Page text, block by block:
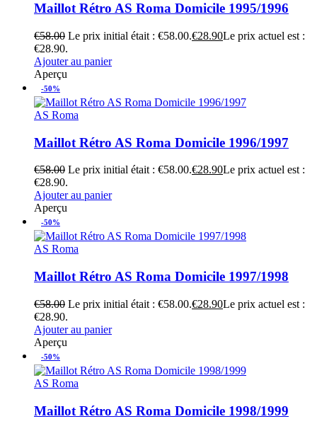
Maillot Rétro AS Roma Domicile 1995/1996
€58.00 Le prix initial était : €58.00.€28.90Le prix actuel est :
€28.90.
Ajouter au panier
Aperçu
-50%
AS Roma
Maillot Rétro AS Roma Domicile 1996/1997
€58.00 Le prix initial était : €58.00.€28.90Le prix actuel est :
€28.90.
Ajouter au panier
Aperçu
-50%
AS Roma
Maillot Rétro AS Roma Domicile 1997/1998
€58.00 Le prix initial était : €58.00.€28.90Le prix actuel est :
€28.90.
Ajouter au panier
Aperçu
-50%
AS Roma
Maillot Rétro AS Roma Domicile 1998/1999